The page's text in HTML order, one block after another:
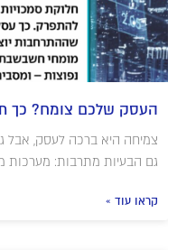
העסק שלכם צומח? כך
צמיחה היא ברכה לעסק, אבל
גם הבעיות מתרבות: מערכות
קראו עוד »